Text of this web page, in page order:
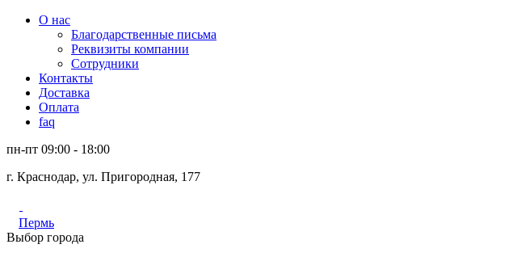
О нас
Благодарственные письма
Реквизиты компании
Сотрудники
Контакты
Доставка
Оплата
faq
пн-пт 09:00 - 18:00
г. Краснодар, ул. Пригородная, 177
Пермь
Выбор города